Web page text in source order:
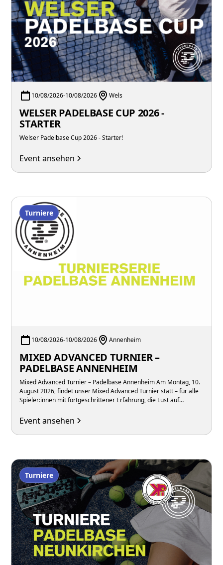
10/08/2026-10/08/2026 Wels
WELSER PADELBASE CUP 2026 -
STARTER
Welser Padelbase Cup 2026 - Starter!
Event ansehen
Turniere
10/08/2026-10/08/2026 Annenheim
MIXED ADVANCED TURNIER –
PADELBASE ANNENHEIM
Mixed Advanced Turnier – Padelbase Annenheim Am Montag, 10.
August 2026, findet unser Mixed Advanced Turnier statt – für alle
Spieler:innen mit fortgeschrittener Erfahrung, die Lust auf
Event ansehen
Turniere